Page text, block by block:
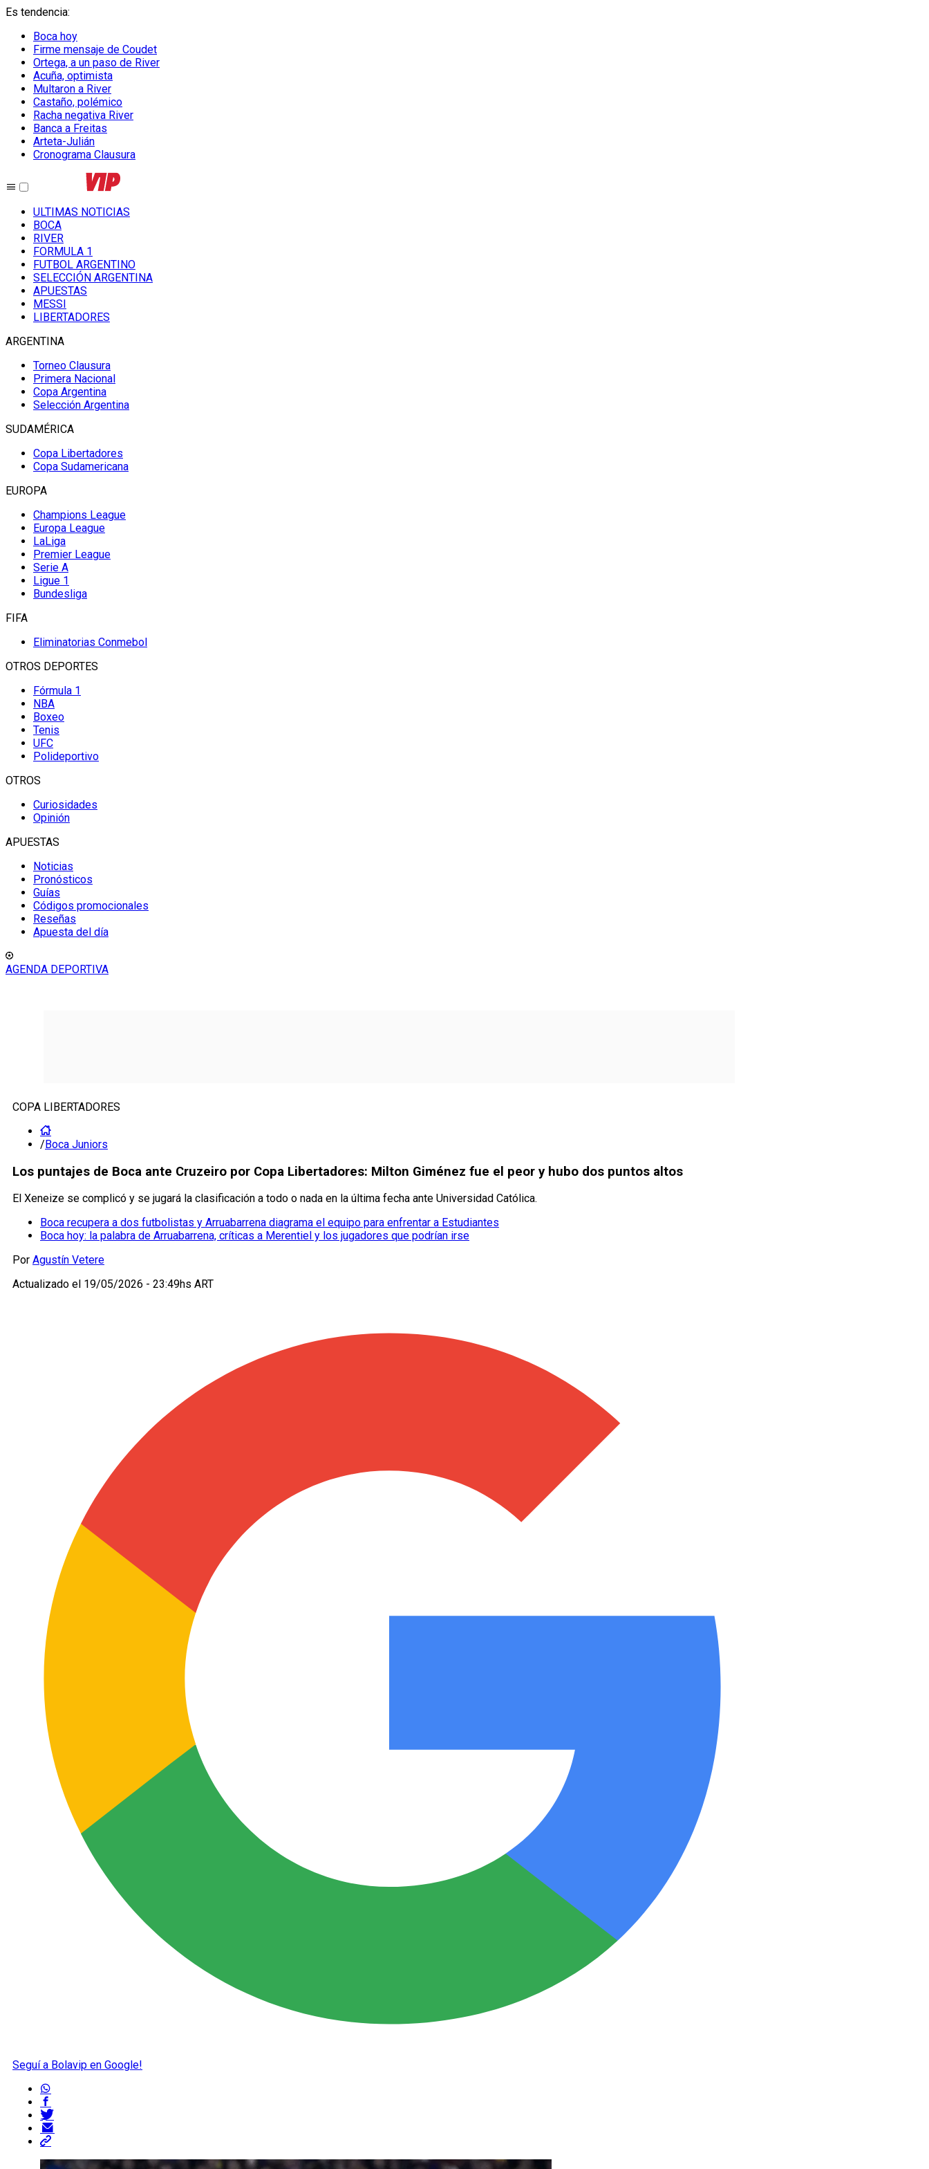
Es tendencia:
Boca hoy
Firme mensaje de Coudet
Ortega, a un paso de River
Acuña, optimista
Multaron a River
Castaño, polémico
Racha negativa River
Banca a Freitas
Arteta-Julián
Cronograma Clausura
ULTIMAS NOTICIAS
BOCA
RIVER
FORMULA 1
FUTBOL ARGENTINO
SELECCIÓN ARGENTINA
APUESTAS
MESSI
LIBERTADORES
ARGENTINA
Torneo Clausura
Primera Nacional
Copa Argentina
Selección Argentina
SUDAMÉRICA
Copa Libertadores
Copa Sudamericana
EUROPA
Champions League
Europa League
LaLiga
Premier League
Serie A
Ligue 1
Bundesliga
FIFA
Eliminatorias Conmebol
OTROS DEPORTES
Fórmula 1
NBA
Boxeo
Tenis
UFC
Polideportivo
OTROS
Curiosidades
Opinión
APUESTAS
Noticias
Pronósticos
Guías
Códigos promocionales
Reseñas
Apuesta del día
AGENDA DEPORTIVA
COPA LIBERTADORES
/Boca Juniors
Los puntajes de Boca ante Cruzeiro por Copa Libertadores: Milton Giménez fue el peor y hubo dos puntos altos
El Xeneize se complicó y se jugará la clasificación a todo o nada en la última fecha ante Universidad Católica.
Boca recupera a dos futbolistas y Arruabarrena diagrama el equipo para enfrentar a Estudiantes
Boca hoy: la palabra de Arruabarrena, críticas a Merentiel y los jugadores que podrían irse
Por Agustín Vetere
Actualizado el 19/05/2026 - 23:49hs ART
Seguí a Bolavip en Google!